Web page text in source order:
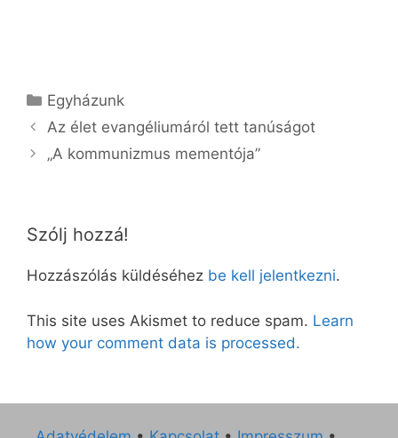
Kategória
Egyházunk
Az élet evangéliumáról tett tanúságot
„A kommunizmus mementója”
Szólj hozzá!
Hozzászólás küldéséhez be kell jelentkezni.
This site uses Akismet to reduce spam. Learn
how your comment data is processed.